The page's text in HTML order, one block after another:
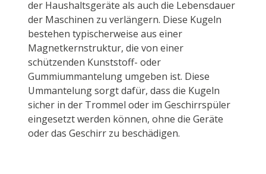
der Haushaltsgeräte als auch die Lebensdauer
der Maschinen zu verlängern. Diese Kugeln
bestehen typischerweise aus einer
Magnetkernstruktur, die von einer
schützenden Kunststoff- oder
Gummiummantelung umgeben ist. Diese
Ummantelung sorgt dafür, dass die Kugeln
sicher in der Trommel oder im Geschirrspüler
eingesetzt werden können, ohne die Geräte
oder das Geschirr zu beschädigen.